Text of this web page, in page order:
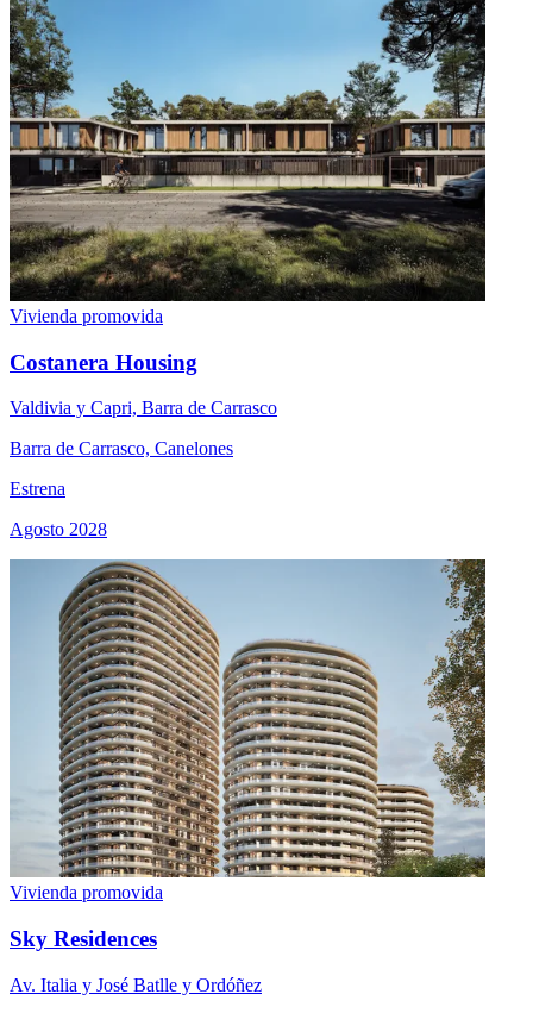
Vivienda promovida
Costanera Housing
Valdivia y Capri, Barra de Carrasco
Barra de Carrasco, Canelones
Estrena
Agosto 2028
Vivienda promovida
Sky Residences
Av. Italia y José Batlle y Ordóñez